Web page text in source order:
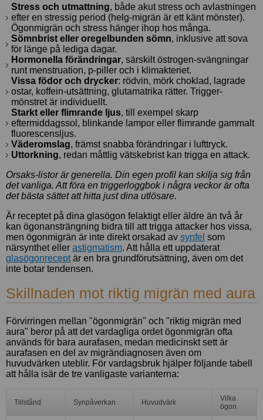
Stress och utmattning, både akut stress och avlastningen
efter en stressig period (helg-migrän är ett känt mönster).
Ögonmigrän och stress hänger ihop hos många.
Sömnbrist eller oregelbunden sömn, inklusive att sova
för länge på lediga dagar.
Hormonella förändringar, särskilt östrogen-svängningar
runt menstruation, p-piller och i klimakteriet.
Vissa födor och drycker: rödvin, mörk choklad, lagrade
ostar, koffein-utsättning, glutamatrika rätter. Trigger-
mönstret är individuellt.
Starkt eller flimrande ljus, till exempel skarp
eftermiddagssol, blinkande lampor eller flimrande gammalt
fluorescensljus.
Väderomslag, främst snabba förändringar i lufttryck.
Uttorkning, redan måttlig vätskebrist kan trigga en attack.
Orsaks-listor är generella. Din egen profil kan skilja sig från
det vanliga. Att föra en triggerloggbok i några veckor är ofta
det bästa sättet att hitta just dina utlösare.
Är receptet på dina glasögon felaktigt eller äldre än två år
kan ögonansträngning bidra till att trigga attacker hos vissa,
men ögonmigrän är inte direkt orsakad av synfel som
närsynthet eller astigmatism. Att hålla ett uppdaterat
glasögonreceptär en bra grundförutsättning, även om det
inte botar tendensen.
Skillnaden mot riktig migrän med aura
Förvirringen mellan "ögonmigrän" och "riktig migrän med
aura" beror på att det vardagliga ordet ögonmigrän ofta
används för bara aurafasen, medan medicinskt sett är
aurafasen en del av migrändiagnosen även om
huvudvärken uteblir. För vardagsbruk hjälper följande tabell
att hålla isär de tre vanligaste varianterna:
Tillstånd Synpåverkan Huvudvärk
Vilka
ögon